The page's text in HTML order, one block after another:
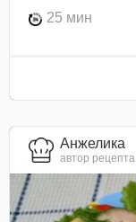
25 мин
Анжелика
автор рецепта